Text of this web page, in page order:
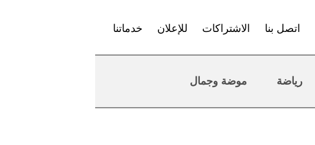
اتصل بنا الاشتراكات للإعلان خدماتنا
رياضة موضة وجمال